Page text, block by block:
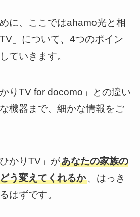
に、ここではahamo光と相
」について、4つのポイン
ていきます。
りTV for docomo」との違い
機器まで、細かな情報をご
かりTV」があなたの家族の
う変えてくれるか、はっき
はずです。